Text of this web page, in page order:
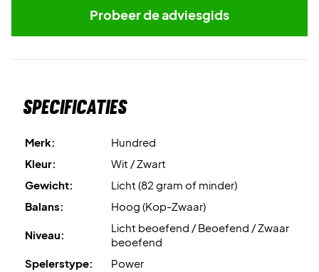
is een geavanceerd frameontwerp dat de
luchtstroom rond het racket optimaliseert en je
raden professionele bespanning aan.
Wordt geleverd zonder hoes.
Probeer de adviesgids
Specificaties
Merk:
Hundred
Kleur:
Wit / Zwart
Gewicht:
Licht (82 gram of minder)
Balans:
Hoog (Kop-Zwaar)
Niveau:
Licht beoefend / Beoefend / Zwaar
beoefend
Spelerstype:
Power